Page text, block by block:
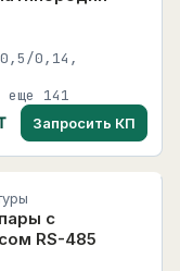
0,5/0,14,
141
Запросить КП
с
RS-485